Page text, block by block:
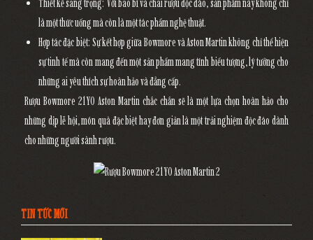
Thiết kế sang trọng: Với bao bì và chai rượu độc đáo, sản phẩm này không chỉ
là một thức uống mà còn là một tác phẩm nghệ thuật.
Hợp tác đặc biệt: Sự kết hợp giữa Bowmore và Aston Martin không chỉ thể hiện
sự tinh tế mà còn mang đến một sản phẩm mang tính biểu tượng, lý tưởng cho
những ai yêu thích sự hoàn hảo và đẳng cấp.
Rượu Bowmore 21YO Aston Martin chắc chắn sẽ là một lựa chọn hoàn hảo cho
những dịp lễ hội, món quà đặc biệt hay đơn giản là một trải nghiệm độc đáo dành
cho những người sành rượu.
TIN TỨC MỚI